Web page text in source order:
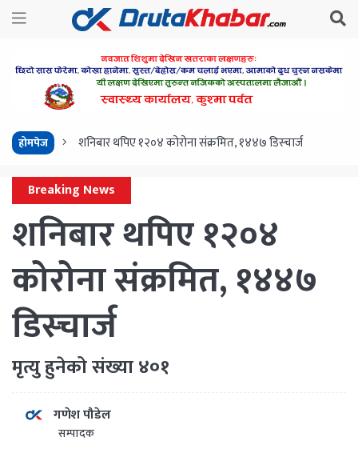
होमपेज शनिबार थपिए १२०४ कोरोना संक्रमित, १४४७ डिस्चार्ज
Breaking News
शनिबार थपिए १२०४
कोरोना संक्रमित, १४४७
डिस्चार्ज
मृत्यु हुनेको संख्या ४०१
गणेश पौडेल
सम्पादक